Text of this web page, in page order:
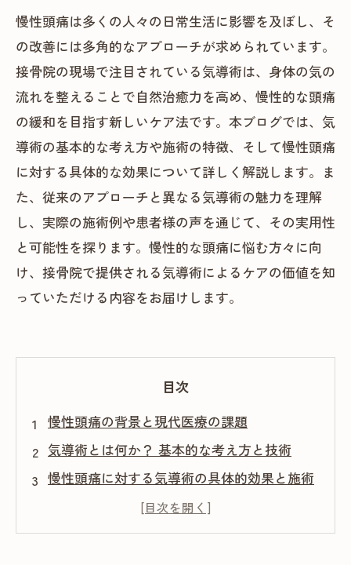
慢性頭痛は多くの人々の日常生活に影響を及ぼし、そ
の改善には多角的なアプローチが求められています。
接骨院の現場で注目されている気導術は、身体の気の
流れを整えることで自然治癒力を高め、慢性的な頭痛
の緩和を目指す新しいケア法です。本ブログでは、気
導術の基本的な考え方や施術の特徴、そして慢性頭痛
に対する具体的な効果について詳しく解説します。ま
た、従来のアプローチと異なる気導術の魅力を理解
し、実際の施術例や患者様の声を通じて、その実用性
と可能性を探ります。慢性的な頭痛に悩む方々に向
け、接骨院で提供される気導術によるケアの価値を知
っていただける内容をお届けします。
目次
慢性頭痛の背景と現代医療の課題
気導術とは何か？ 基本的な考え方と技術
慢性頭痛に対する気導術の具体的効果と施術
従来療法との違いと気導術の魅力